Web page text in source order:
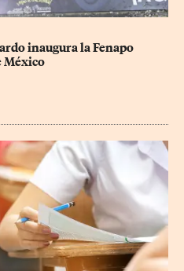
inaugura la Fenapo
México